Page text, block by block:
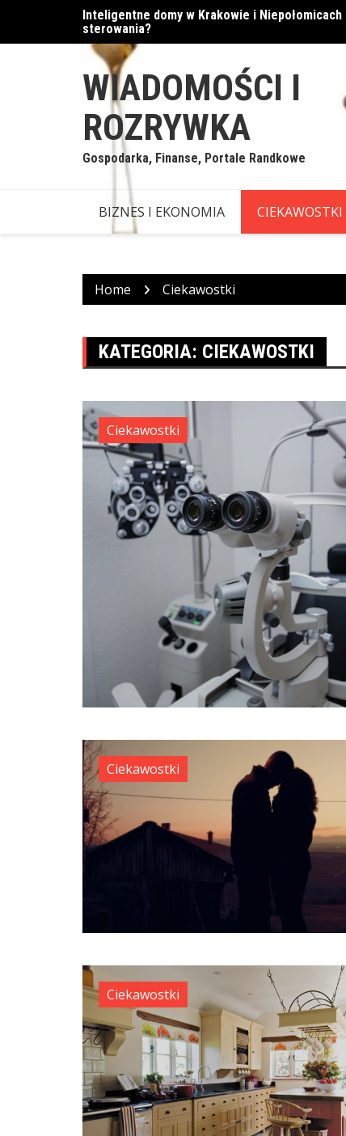
content
Inteligentne domy w Krakowie i
sterowania?
Cyfrowe podejście do walut
WIADOMOŚCI I
ROZRYWKA
Gospodarka, Finanse, Portale Randkowe
BIZNES I EKONOMIA CIEKAWOSTKI
Home Ciekawostki
KATEGORIA: CIEKAWOSTKI
Ciekawostki
Ciekawostki
Ciekawostki